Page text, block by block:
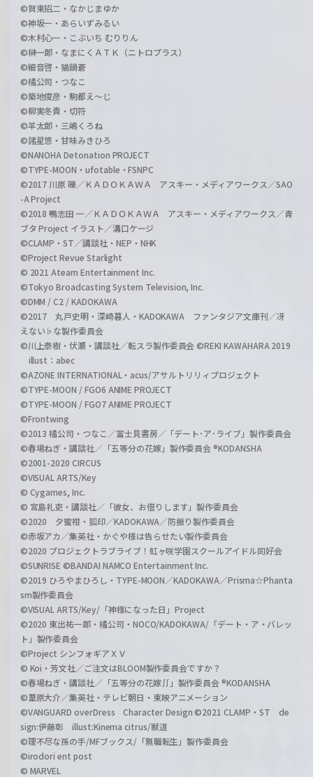
©賀東招二・なかじまゆか
©神坂一・あらいずみるい
©木村心一・こぶいち むりりん
©榊一郎・なまにくＡＴＫ（ニトロプラス）
©細音啓・猫鍋蒼
©橘公司・つなこ
©築地俊彦・駒都え～じ
©柳実冬貴・切符
©羊太郎・三嶋くろね
©諸星悠・甘味みきひろ
©NANOHA Detonation PROJECT
©TYPE-MOON・ufotable・FSNPC
©2017 川原 礫／ＫＡＤＯＫＡＷＡ アスキー・メディアワークス／SAO
-A Project
©2018 鴨志田 一／ＫＡＤＯＫＡＷＡ アスキー・メディアワークス／青
ブタ Project イラスト／溝口ケージ
©CLAMP・ST／講談社・NEP・NHK
©Project Revue Starlight
© 2021 Ateam Entertainment Inc.
©Tokyo Broadcasting System Television, Inc.
©DMM / C2 / KADOKAWA
©2017 丸戸史明・深崎暮人・KADOKAWA ファンタジア文庫刊／冴
えない♭な製作委員会
©川上泰樹・伏瀬・講談社／転スラ製作委員会 ©REKI KAWAHARA 2019
illust：abec
©AZONE INTERNATIONAL・acus/アサルトリリィプロジェクト
©TYPE-MOON / FGO6 ANIME PROJECT
©TYPE-MOON / FGO7 ANIME PROJECT
©Frontwing
©2013 橘公司・つなこ／富士見書房／「デート･ア･ライブ」製作委員会
©春場ねぎ・講談社／「五等分の花嫁」製作委員会 ®KODANSHA
©2001-2020 CIRCUS
©VISUAL ARTS/Key
© Cygames, Inc.
© 宮島礼吏・講談社／「彼女、お借りします」製作委員会
©2020 夕蜜柑・狐印／KADOKAWA／防振り製作委員会
©赤坂アカ／集英社・かぐや様は告らせたい製作委員会
©2020 プロジェクトラブライブ！虹ヶ咲学園スクールアイドル同好会
©SUNRISE ©BANDAI NAMCO Entertainment Inc.
©2019 ひろやまひろし・TYPE-MOON／KADOKAWA／Prisma☆Phanta
sm製作委員会
©VISUAL ARTS/Key/「神様になった日」Project
©2020 東出祐一郎・橘公司・NOCO/KADOKAWA/「デート・ア・バレッ
ト」製作委員会
©Project シンフォギアＸＶ
© Koi・芳文社／ご注文はBLOOM製作委員会ですか？
©春場ねぎ・講談社／「五等分の花嫁∬」製作委員会 ®KODANSHA
©葦原大介／集英社・テレビ朝日・東映アニメーション
©VANGUARD overDress Character Design ©2021 CLAMP・ST de
sign:伊藤彰 illust:Kinema citrus/獣道
©理不尽な孫の手/MFブックス/「無職転生」製作委員会
©irodori ent post
© MARVEL